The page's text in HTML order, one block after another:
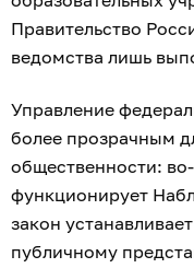
Правительство
ведомства лишь
Управление
более прозрачным
общественности:
функционирует
закон
публичному